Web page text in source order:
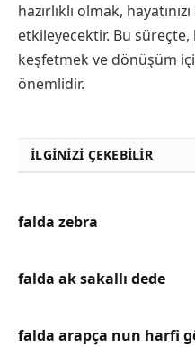
hazırlıklı olmak,
etkileyecektir. Bu süreçte,
keşfetmek ve dönüşüm
önemlidir.
İLGINIZI ÇEKEBILIR
falda zebra
falda ak sakallı dede
falda arapça nun harfi